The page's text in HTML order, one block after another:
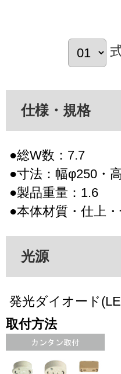
仕様・規格
●総W数：7.7
●寸法：幅φ250・
●製品重量：1.6
●本体材質・仕上
光源
発光ダイオード
取付方法